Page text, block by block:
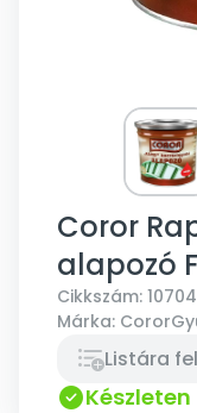
Coror
alapozó
Cikkszám: 10704
Márka: Coror
Listára
Készleten